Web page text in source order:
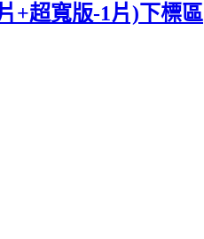
+超寬版-1片)下標區